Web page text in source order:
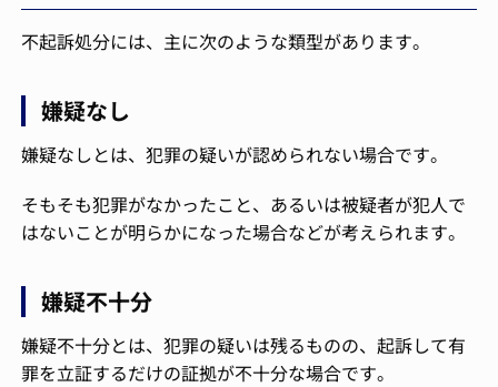
不起訴処分には、主に次のような類型があります。
嫌疑なし
嫌疑なしとは、犯罪の疑いが認められない場合です。
そもそも犯罪がなかったこと、あるいは被疑者が犯人で
はないことが明らかになった場合などが考えられます。
嫌疑不十分
嫌疑不十分とは、犯罪の疑いは残るものの、起訴して有
罪を立証するだけの証拠が不十分な場合です。